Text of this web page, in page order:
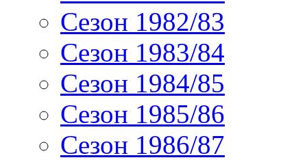
Сезон 1982/83
Сезон 1983/84
Сезон 1984/85
Сезон 1985/86
Сезон 1986/87